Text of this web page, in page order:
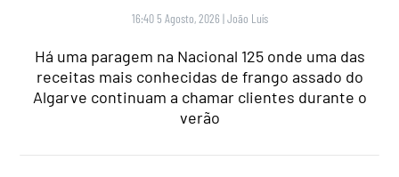
16:40 5 Agosto, 2026 |João Luís
Há uma paragem na Nacional 125 onde uma das
receitas mais conhecidas de frango assado do
Algarve continuam a chamar clientes durante o
verão